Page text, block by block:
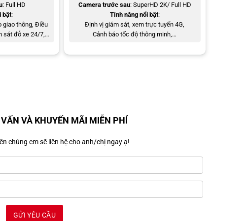
: Full HD
bật:
giao thông, Điều
sát đỗ xe 24/7,…
Camera trước sau: SuperHD 2K/ Full HD
Tính năng nổi bật:
Định vị giám sát, xem trực tuyến 4G,
Cảnh báo tốc độ thông minh,…
VÀ KHUYẾN MÃI MIỄN PHÍ
chúng em sẽ liên hệ cho anh/chị ngay ạ!